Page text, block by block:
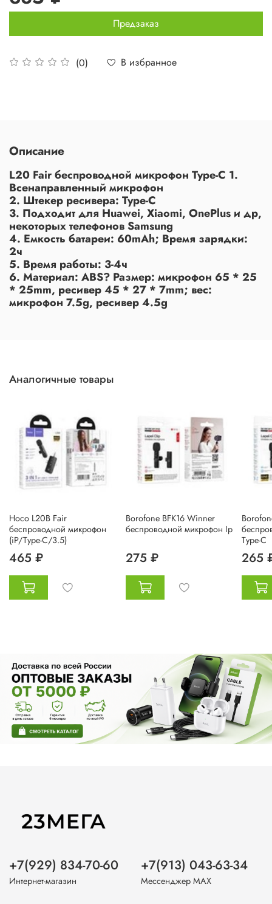
(0) В избранное
Предзаказ
Описание
L20 Fair беспроводной микрофон Type-C 1.
Всенаправленный микрофон
2. Штекер ресивера: Type-C
3. Подходит для Huawei, Xiaomi, OnePlus и др,
некоторых телефонов Samsung
4. Емкость батареи: 60mAh; Время зарядки:
2ч
5. Время работы: 3-4ч
6. Материал: ABS? Размер: микрофон 65 * 25
* 25mm, ресивер 45 * 27 * 7mm; вес:
микрофон 7.5g, ресивер 4.5g
Аналогичные товары
Hoco L20B Fair
беспроводной микрофон
(iP/Type-C/3.5)
465 ₽
Borofone BFK16 Winner
беспроводной микрофон Ip
275 ₽
Type-C
265
+7(929) 834-70-60
Интернет-магазин
+7(913) 043-63-34
Мессенджер MAX